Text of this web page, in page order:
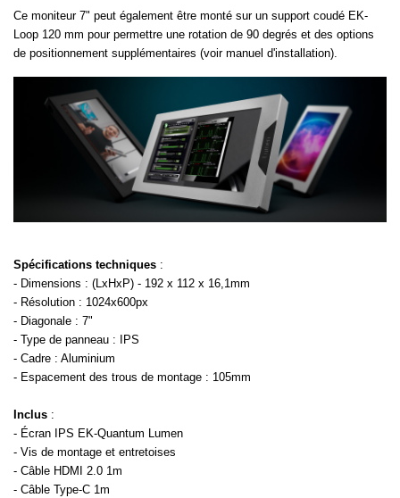
Ce moniteur 7" peut également être monté sur un support coudé EK-
Loop 120 mm pour permettre une rotation de 90 degrés et des options
de positionnement supplémentaires (voir manuel d'installation).
Spécifications techniques :
- Dimensions : (LxHxP) - 192 x 112 x 16,1mm
- Résolution : 1024x600px
- Diagonale : 7"
- Type de panneau : IPS
- Cadre : Aluminium
- Espacement des trous de montage : 105mm
Inclus :
- Écran IPS EK-Quantum Lumen
- Vis de montage et entretoises
- Câble HDMI 2.0 1m
- Câble Type-C 1m